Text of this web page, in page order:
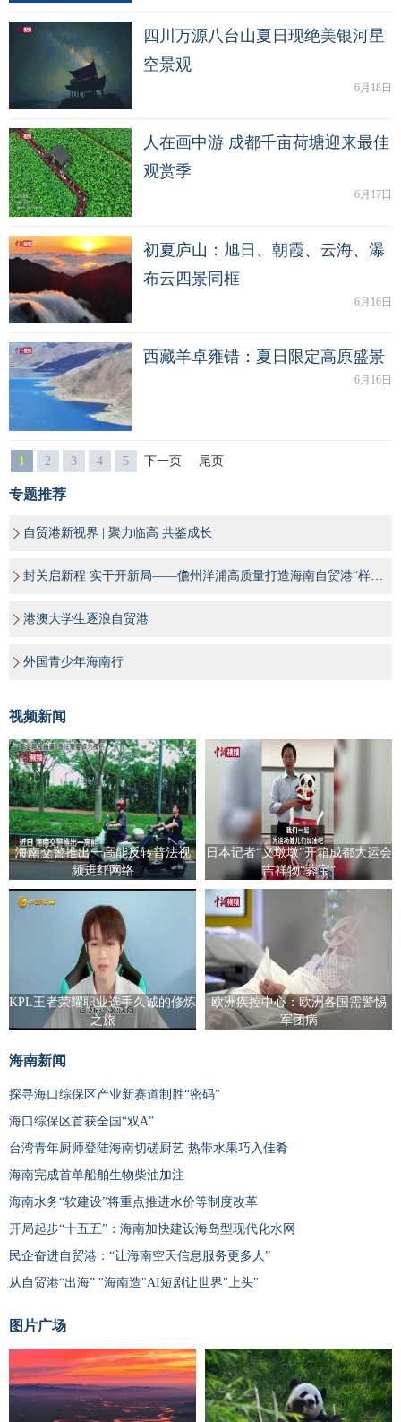
四川万源八台山夏日现绝美银河星
空景观
6月18日
人在画中游 成都千亩荷塘迎来最佳
观赏季
6月17日
初夏庐山：旭日、朝霞、云海、瀑
布云四景同框
6月16日
西藏羊卓雍错：夏日限定高原盛景
6月16日
1 2 3 4 5 下一页 尾页
专题推荐
自贸港新视界 | 聚力临高 共鉴成长
港澳大学生逐浪自贸港
外国青少年海南行
视频新闻
海南交警推出一高能反转普法视
频走红网络
日本记者“义墩墩”开箱成都大运会
吉祥物“蓉宝”
KPL王者荣耀职业选手久诚的修炼
之旅
欧洲疾控中心：欧洲各国需警惕
军团病
海南新闻
探寻海口综保区产业新赛道制胜“密码”
海口综保区首获全国“双A”
台湾青年厨师登陆海南切磋厨艺 热带水果巧入佳肴
海南完成首单船舶生物柴油加注
海南水务“软建设”将重点推进水价等制度改革
开局起步“十五五”：海南加快建设海岛型现代化水网
民企奋进自贸港：“让海南空天信息服务更多人”
从自贸港“出海” "海南造"AI短剧让世界"上头"
图片广场